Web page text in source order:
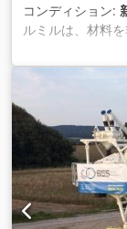
コンディション:
ルミルは、材料
る粉砕機の一種
ーションが少な
適しています。
で、微粉末やナ
ます。 マイクロ
点をご紹介しま
較的小さなサイ
積を大きくし、
す。 2.精密制御
調整する高度な